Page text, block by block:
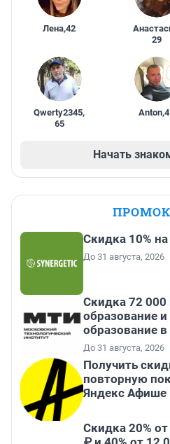
Лена,42
29
Qwerty2345,
65
Anton,
Начать
Скидка 10%
До 31 августа, 2026
Скидка 72
образование
образование
До 31 августа, 2026
Получить
повторную
Яндекс Афише
Скидка 20%